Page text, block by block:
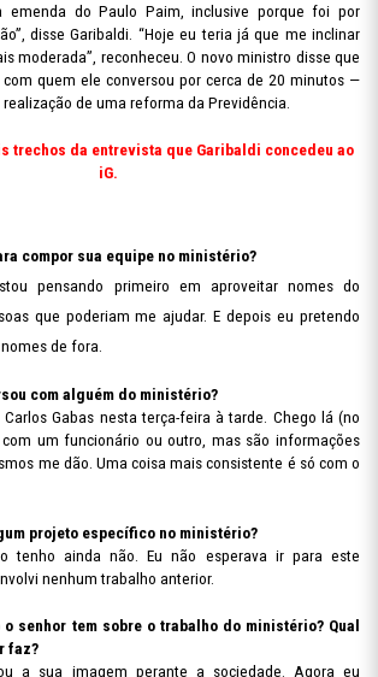
emenda do Paulo Paim, inclusive porque foi por
disse Garibaldi. “Hoje eu teria já que me inclinar
moderada”, reconheceu. O novo ministro disse que
quem ele conversou por cerca de 20 minutos —
de uma reforma da Previdência.
trechos da entrevista que Garibaldi concedeu ao
iG.
compor sua equipe no ministério?
pensando primeiro em aproveitar nomes do
que poderiam me ajudar. E depois eu pretendo
de fora.
com alguém do ministério?
Gabas nesta terça-feira à tarde. Chego lá (no
um funcionário ou outro, mas são informações
me dão. Uma coisa mais consistente é só com o
projeto específico no ministério?
tenho ainda não. Eu não esperava ir para este
nenhum trabalho anterior.
senhor tem sobre o trabalho do ministério? Qual
faz?
a sua imagem perante a sociedade. Agora eu